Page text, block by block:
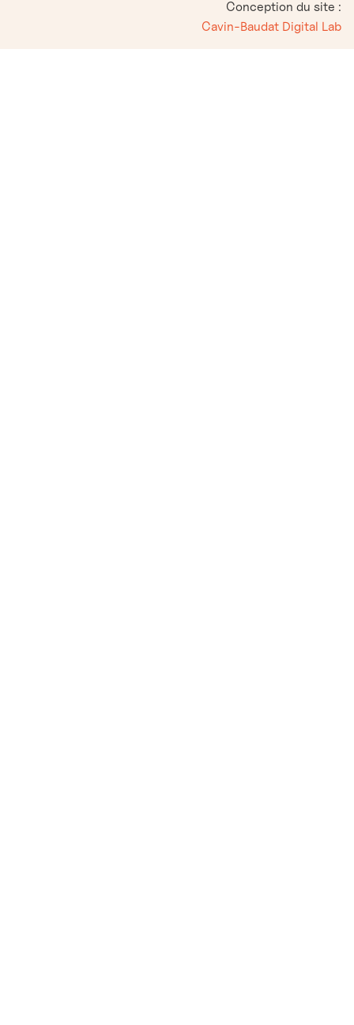
Conception du site :
Cavin-Baudat Digital Lab